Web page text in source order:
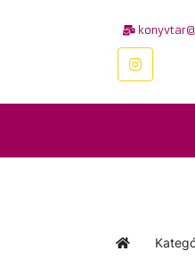
Kezdőlap